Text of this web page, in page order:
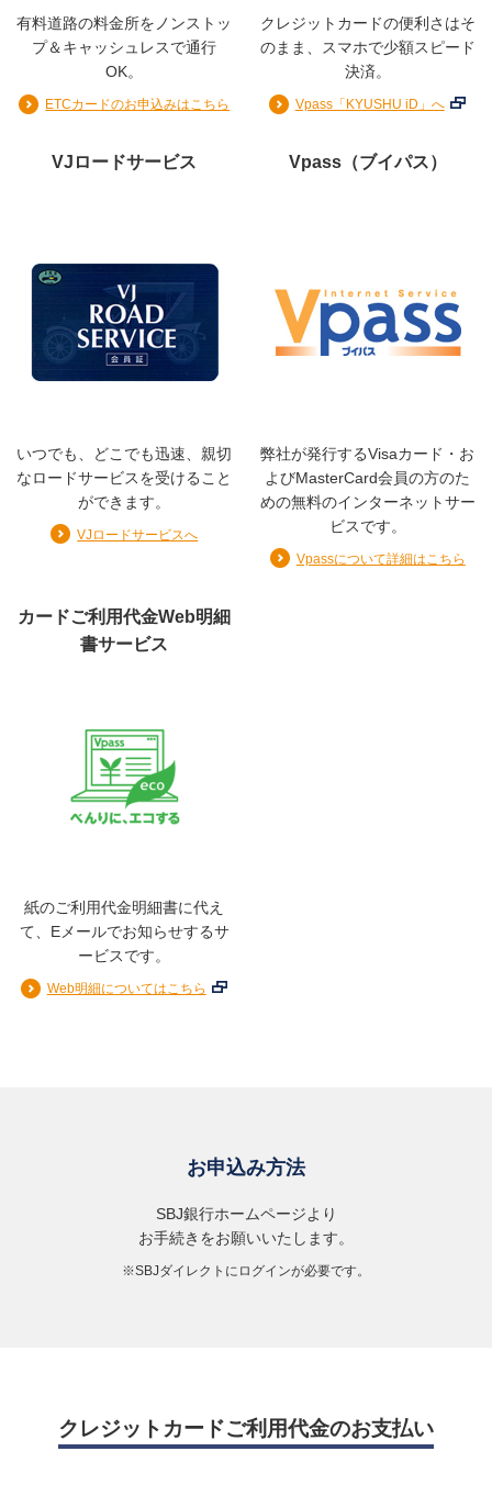
※ショッピングのお支払い方法について詳しくは「 ご利用
代金のお支払い 」項目を参照
※お支払方法は、各種特典のございます、便利なリボ払い
「マイペイすリボ」をお勧めします。(審査により「マ
す。)
※2026年10月16日から、リボ払いの手数料率を改定いた
します。詳細はこちら
総利用枠
カード利用枠（ショッピング）
0〜100万円
キャッシング利用枠
※分割払い利用枠は、2回払い・ボーナス一括払いの利用
を含みます。
※ご入会時のご利用枠は、上記の範囲内でカード送付時に
ご通知いたします。
指定します。
※借入を希望しない場合は申出により借入枠を取消いたし
ます。
※リボ払い利用枠を超えてご利用された分は翌月一括払い
※Apple、Appleのロゴ、Apple Pay、Apple Watch、Face ID、
※iPhoneの商標は、アイホン株式会社のライセンスにもとづき使
※「iD」ロゴは株式会社NTTドコモの登録商標です。
有料道路の料金所をノンストッ
プ＆キャッシュレスで通行
OK。
ETCカードのお申込みはこちら
クレジットカードの便利さはそ
のまま、スマホで少額スピード
決済。
Vpass「KYUSHU iD」へ
VJロードサービス
いつでも、どこでも迅速、親切
なロードサービスを受けること
ができます。
VJロードサービスへ
Vpass（ブイパス）
弊社が発行するVisaカード・お
よびMasterCard会員の方のた
めの無料のインターネットサー
ビスです。
Vpassについて詳細はこちら
カードご利用代金Web明細
書サービス
紙のご利用代金明細書に代え
て、Eメールでお知らせするサ
ービスです。
Web明細についてはこちら
お申込み方法
SBJ銀行ホームページより
お手続きをお願いいたします。
※SBJダイレクトにログインが必要です。
クレジットカードご利用代金のお支払い